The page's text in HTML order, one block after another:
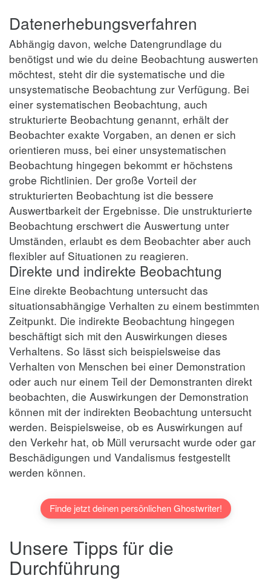
Datenerhebungsverfahren
Abhängig davon, welche Datengrundlage du
benötigst und wie du deine Beobachtung auswerten
möchtest, steht dir die systematische und die
unsystematische Beobachtung zur Verfügung. Bei
einer systematischen Beobachtung, auch
strukturierte Beobachtung genannt, erhält der
Beobachter exakte Vorgaben, an denen er sich
orientieren muss, bei einer unsystematischen
Beobachtung hingegen bekommt er höchstens
grobe Richtlinien. Der große Vorteil der
strukturierten Beobachtung ist die bessere
Auswertbarkeit der Ergebnisse. Die unstrukturierte
Beobachtung erschwert die Auswertung unter
Umständen, erlaubt es dem Beobachter aber auch
flexibler auf Situationen zu reagieren.
Direkte und indirekte Beobachtung
Eine direkte Beobachtung untersucht das
situationsabhängige Verhalten zu einem bestimmten
Zeitpunkt. Die indirekte Beobachtung hingegen
beschäftigt sich mit den Auswirkungen dieses
Verhaltens. So lässt sich beispielsweise das
Verhalten von Menschen bei einer Demonstration
oder auch nur einem Teil der Demonstranten direkt
beobachten, die Auswirkungen der Demonstration
können mit der indirekten Beobachtung untersucht
werden. Beispielsweise, ob es Auswirkungen auf
den Verkehr hat, ob Müll verursacht wurde oder gar
Beschädigungen und Vandalismus festgestellt
werden können.
Finde jetzt deinen persönlichen Ghostwriter!
Unsere Tipps für die
Durchführung